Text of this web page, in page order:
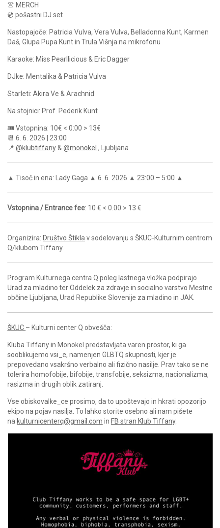
👚 MERCH
💿 pošastni DJ set
Nastopajoče: Patricia Vulva, Vera Vulva, Belladonna Kunt, Karmen
Daš, Glupa Pupa Kunt in Trula Višnja na mikrofonu
Karaoke: Miss Pearllicious & Eric Dagger
DJke: Mentalika & Patricia Vulva
Starleti: Akira Ve & Arachnid
Na stojnici: Prof. Pederik Kunt
🎟️ Vstopnina: 10€ < 0:00 > 13€
📆 6. 6. 2026 | 23:00
📍 @klubtiffany& @monokel , Ljubljana
▲ Tisoč in ena: Lady Gaga ▲ 6. 6. 2026 ▲ 23:00 – 5:00 ▲
Vstopnina / Entrance fee: 10 € < 0.00 > 13 €
Organizira: Društvo Štikla v sodelovanju s ŠKUC-Kulturnim centrom
Q/klubom Tiffany.
Program Kulturnega centra Q poleg lastnega vložka podpirajo
Urad za mladino ter Oddelek za zdravje in socialno varstvo Mestne
občine Ljubljana, Urad Republike Slovenije za mladino in JAK.
ŠKUC – Kulturni center Q obvešča:
Kluba Tiffany in Monokel predstavljata varen prostor, ki ga
sooblikujemo vsi_e, namenjen GLBTQ skupnosti, kjer je
prepovedano vsakršno verbalno ali fizično nasilje. Prav tako se ne
tolerira homofobije, bifobije, transfobije, seksizma, nacionalizma,
rasizma in drugih oblik zatiranj.
Vse obiskovalke_ce prosimo, da to upoštevajo in hkrati opozorijo
ekipo na pojav nasilja. To lahko storite osebno ali nam pišete
na kulturnicenterq@gmail.com in FB stran Klub Tiffany.